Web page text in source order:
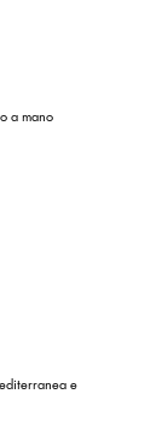
a mano
e